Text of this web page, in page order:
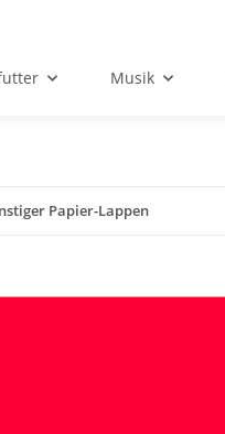
Musik
Papier-Lappen